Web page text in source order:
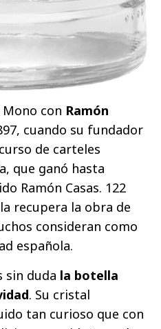
con Ramón
cuando su fundador
de carteles
que ganó hasta
Ramón Casas. 122
recupera la obra de
consideran como
española.
sin duda la botella
. Su cristal
tan curioso que con